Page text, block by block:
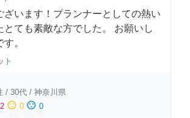
ざいます！プランナーとしての熱い
とても素敵な方でした。 お願いし
。
ト
/ 30代 / 神奈川県
2 sentiment_neutral 0 sentiment_dissatisfied 0